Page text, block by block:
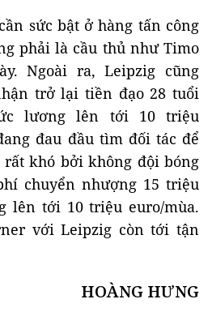
sức bật ở hàng tấn công
phải là cầu thủ như Timo
Ngoài ra, Leipzig cũng
trở lại tiền đạo 28 tuổi
lương lên tới 10 triệu
đau đầu tìm đối tác để
khó bởi không đội bóng
chuyển nhượng 15 triệu
lên tới 10 triệu euro/mùa.
với Leipzig còn tới tận
HOÀNG HƯNG